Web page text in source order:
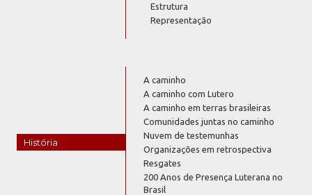
Estrutura
Representação
História
A caminho
A caminho com Lutero
A caminho em terras brasileiras
Comunidades juntas no caminho
Nuvem de testemunhas
Organizações em retrospectiva
Resgates
200 Anos de Presença Luterana no
Brasil